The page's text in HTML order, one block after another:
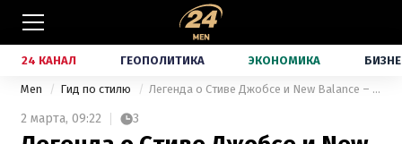
24 КАНАЛ ГЕОПОЛИТИКА ЭКОНОМИКА
Men Гид по стилю Легенда о Стиве Джобсе и New Balance – любимой обуви гения, что до сих пор в тренде
2 марта, 09:22 3